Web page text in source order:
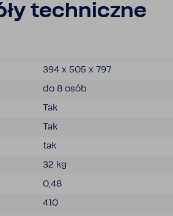
tech­niczne
394 x 505 x 797
do 8 osób
Tak
Tak
tak
32 kg
0,48
410